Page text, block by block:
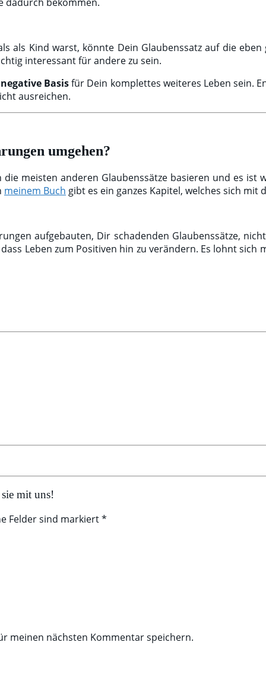
dadurch bekommen.
als Kind warst, könnte Dein Glaubenssatz auf die
interessant für andere zu sein.
negative Basisfür Dein komplettes weiteres Leben sein.
ausreichen.
umgehen?
meisten anderen Glaubenssätze basieren und es
meinem Buch gibt es ein ganzes Kapitel, welches sich
aufgebauten, Dir schadenden Glaubenssätze,
Leben zum Positiven hin zu verändern. Es lohnt sich
mit uns!
Felder sind markiert *
meinen nächsten Kommentar speichern.